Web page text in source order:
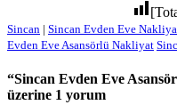
Sincan | Sincan Evden Eve
Evden Eve Asansörlü Nakliyat
“Sincan Evden Eve
üzerine 1 yorum